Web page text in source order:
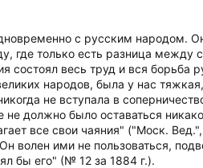
с русским народом.
где только есть разница
состоял весь труд и вся борьба
народов, была у нас
не вступала в
должно было оставаться
все свои чаяния" ("Моск.
волен ими не пользоваться,
бы его" (№ 12 за 1884 г.).